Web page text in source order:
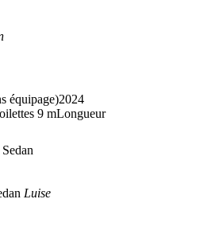
équipage)2024
9 mLongueur
Luise